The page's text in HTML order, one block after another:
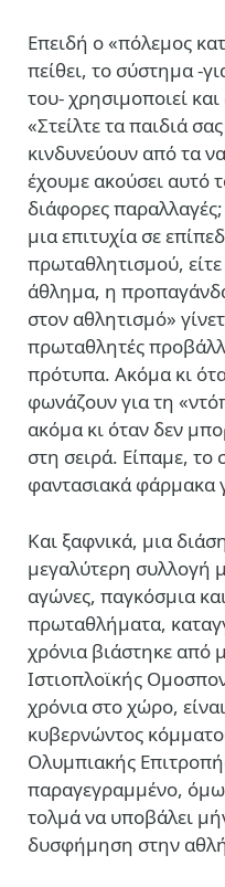
Επειδή ο «πόλεμος
πείθει, το σύστημα -
του- χρησιμοποιεί
«Στείλτε τα παιδιά
κινδυνεύουν από τα
έχουμε ακούσει αυτό
διάφορες
μια επιτυχία σε
πρωταθλητισμού,
άθλημα, η
στον αθλητισμό»
πρωταθλητές
πρότυπα. Ακόμα κι
φωνάζουν για τη
ακόμα κι όταν δεν
στη σειρά. Είπαμε, το
φαντασιακά φάρμακα
Και ξαφνικά, μια
μεγαλύτερη συλλογή
αγώνες, παγκόσμια
πρωταθλήματα,
χρόνια βιάστηκε από
Ιστιοπλοϊκής
χρόνια στο χώρο,
κυβερνώντος
Ολυμπιακής
παραγεγραμμένο,
τολμά να υποβάλει
δυσφήμηση στην